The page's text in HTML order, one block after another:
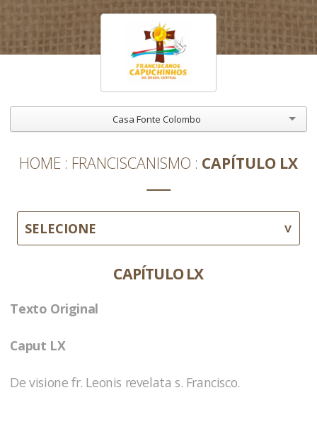
Casa Fonte Colombo
HOME FRANCISCANISMO CAPÍTULO LX
SELECIONE
CAPÍTULO LX
Texto Original
Caput LX
De visione fr. Leonis revelata s. Francisco.